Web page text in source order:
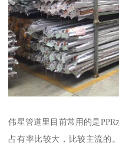
伟星管道里目前常用的是
占有率比较大，比较主流的